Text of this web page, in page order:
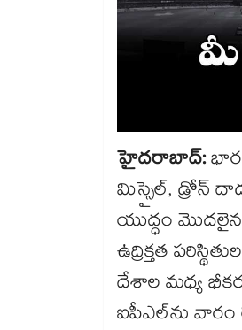
హైదరాబాద్:
మిస్సైల్, డ్రోన్
యుద్ధం
ఉద్రిక్తత
దేశాల మధ్య భీకర
ఐపీఎల్‎ను